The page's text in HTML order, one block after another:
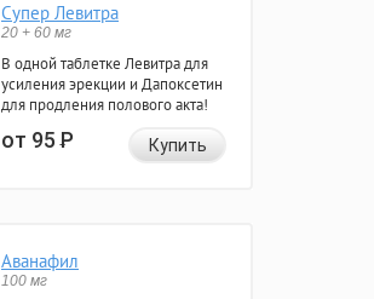
Супер Левитра
20 + 60 мг
В одной таблетке Левитра для
усиления эрекции и Дапоксетин
для продления полового акта!
от 95Р Купить
Аванафил
100 мг